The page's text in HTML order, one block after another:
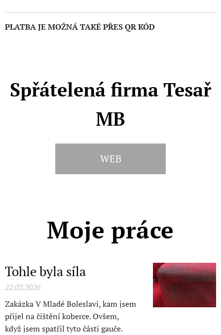
PLATBA JE MOŽNÁ TAKÉ PŘES QR KÓD
Spřátelená firma Tesař
MB
WEB
Moje práce
Tohle byla síla
22.02.2026
Zakázka V Mladé Boleslavi, kam jsem
přijel na čištění koberce. Ovšem,
když jsem spatřil tyto části gauče.